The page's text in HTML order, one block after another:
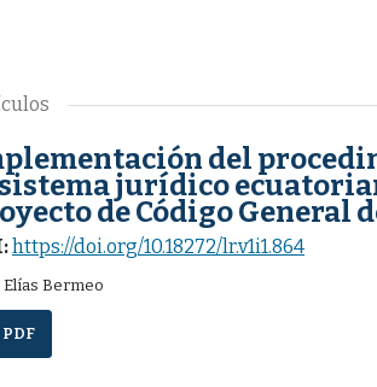
del
jurídico
de Código General
https://doi.org/10.18272/lr.v1i1.864
Elías Bermeo
PDF